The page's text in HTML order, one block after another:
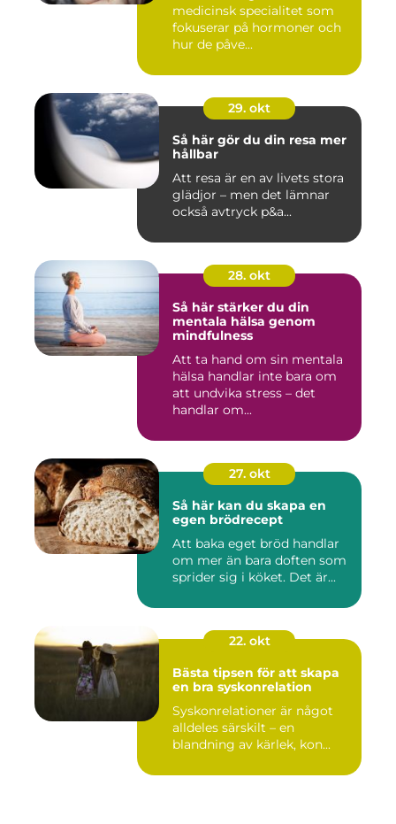
medicinsk specialitet som
fokuserar på hormoner och
hur de påve...
29. okt
Så här gör du din resa mer
hållbar
Att resa är en av livets stora
glädjor – men det lämnar
också avtryck p&a...
28. okt
Så här stärker du din
mentala hälsa genom
mindfulness
Att ta hand om sin mentala
hälsa handlar inte bara om
att undvika stress – det
handlar om...
27. okt
Så här kan du skapa en
egen brödrecept
Att baka eget bröd handlar
om mer än bara doften som
sprider sig i köket. Det är...
22. okt
Bästa tipsen för att skapa
en bra syskonrelation
Syskonrelationer är något
alldeles särskilt – en
blandning av kärlek, kon...